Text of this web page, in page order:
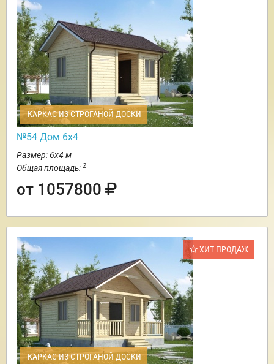
КАРКАС ИЗ СТРОГАНОЙ ДОСКИ
№54 Дом 6х4
Размер: 6х4 м
Общая площадь: 2
от 1057800
ХИТ ПРОДАЖ
КАРКАС ИЗ СТРОГАНОЙ ДОСКИ